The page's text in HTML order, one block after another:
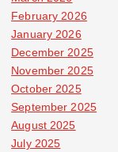
February 2026
January 2026
December 2025
November 2025
October 2025
September 2025
August 2025
July 2025